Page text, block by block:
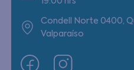
Condell Norte 0400,
Valparaíso